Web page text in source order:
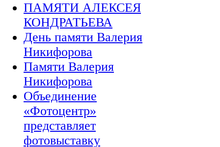
ПАМЯТИ АЛЕКСЕЯ
КОНДРАТЬЕВА
День памяти Валерия
Никифорова
Памяти Валерия
Никифорова
Объединение
«Фотоцентр»
представляет
фотовыставку